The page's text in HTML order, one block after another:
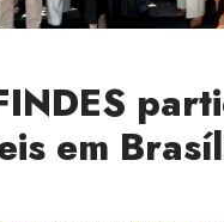
em